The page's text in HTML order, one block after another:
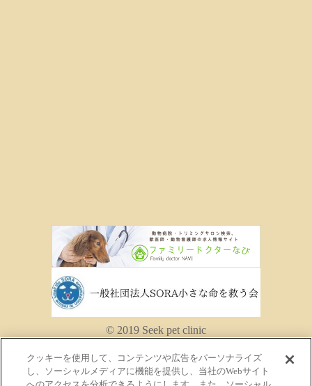
© 2019 Seek pet clinic
クッキーを使用して、コンテンツや広告をパーソナライズ
し、ソーシャルメディアに機能を提供し、当社のWebサイト